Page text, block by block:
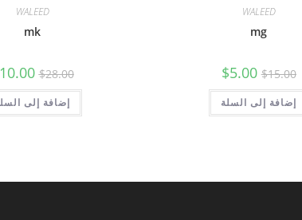
WALEED
mg
$15.00 السعر
الأصلي
هو:
$15.00.
$5.00
هو:
$5.00.إضافة إلى السلة
WALEED
mk
$28.00 السعر
الأصلي
هو:
$28.00.
10.00
إضافة إلى